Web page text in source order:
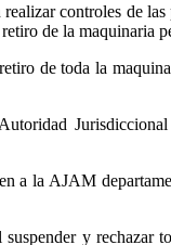
controles de
de la maquinaria
de toda la
la AJAM
y